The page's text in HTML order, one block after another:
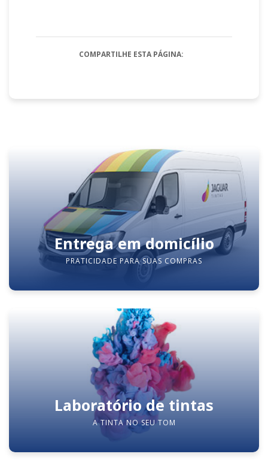
COMPARTILHE ESTA PÁGINA:
Entrega em domicílio
PRATICIDADE PARA SUAS COMPRAS
Laboratório de tintas
A TINTA NO SEU TOM